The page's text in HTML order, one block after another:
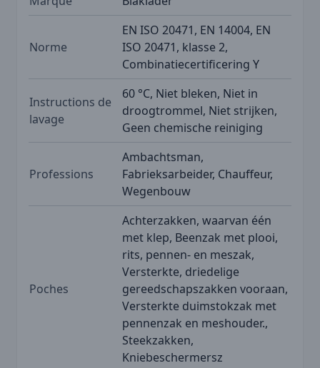
Norme
EN ISO 20471, EN 14004, EN
ISO 20471, klasse 2,
Combinatiecertificering Y
Instructions de
lavage
60 °C, Niet bleken, Niet in
droogtrommel, Niet strijken,
Geen chemische reiniging
Professions
Ambachtsman,
Fabrieksarbeider, Chauffeur,
Wegenbouw
Poches
Achterzakken, waarvan één
met klep, Beenzak met plooi,
rits, pennen- en meszak,
Versterkte, driedelige
gereedschapszakken vooraan,
Versterkte duimstokzak met
pennenzak en meshouder.,
Steekzakken,
Kniebeschermersz